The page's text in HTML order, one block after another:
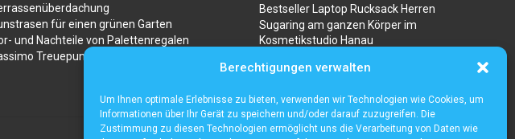
Berechtigungen verwalten
Um Ihnen optimale Erlebnisse zu bieten, verwenden wir Technologien wie Cookies, um
Informationen über Ihr Gerät zu speichern und/oder darauf zuzugreifen. Die
Zustimmung zu diesen Technologien ermöglicht uns die Verarbeitung von Daten wie
für einen grünen Garten
und Nachteile von Palettenregalen
Treuepunkte
Bestseller Laptop Rucksack Herren
Sugaring am ganzen Körper im
Kosmetikstudio Hanau
ravencoin?